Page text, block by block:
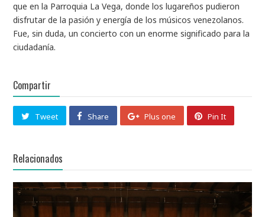
que en la Parroquia La Vega, donde los lugareños pudieron
disfrutar de la pasión y energía de los músicos venezolanos.
Fue, sin duda, un concierto con un enorme significado para la
ciudadanía.
Compartir
Tweet Share Plus one Pin It
Relacionados